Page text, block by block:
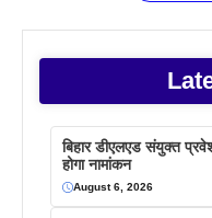
बिहार डीएलएड संयुक्त
होगा नामांकन
August 6, 2026